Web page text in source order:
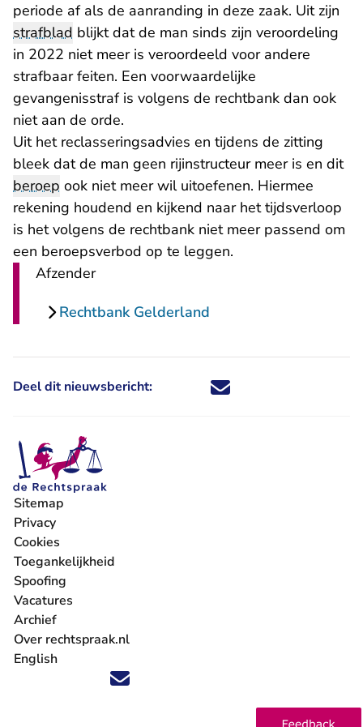
periode af als de aanranding in deze zaak. Uit zijn
strafblad blijkt dat de man sinds zijn veroordeling
in 2022 niet meer is veroordeeld voor andere
strafbaar feiten. Een voorwaardelijke
gevangenisstraf is volgens de rechtbank dan ook
niet aan de orde.
Uit het reclasseringsadvies en tijdens de zitting
bleek dat de man geen rijinstructeur meer is en dit
beroep ook niet meer wil uitoefenen. Hiermee
rekening houdend en kijkend naar het tijdsverloop
is het volgens de rechtbank niet meer passend om
een beroepsverbod op te leggen.
Afzender
Rechtbank Gelderland
Deel dit nieuwsbericht: Deel dit nieuwsbericht via X -
Deel dit nieuwsbericht via
Deel dit nieuwsbericht
Deel dit
Volg ons op X (Twitter) - U verlaat Rechtspraak.nl
Volg ons op Facebook - U verlaat Rechtspraak.nl
Volg ons op Instagram - U verlaat Rechtspraak.nl
Volg ons op Youtube - U verlaat Rechtspraak.nl
Volg ons op LinkedIn - U verlaat
'Blijf op de hoogte' nieuwsbrief - U verlaat
Sitemap
Privacy
Cookies
Toegankelijkheid
Spoofing
Vacatures
- U verlaat Rechtspraak.nl
Archief
Over rechtspraak.nl
English